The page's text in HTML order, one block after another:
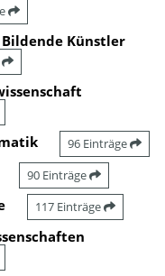
Bildende Künstler
96 Einträge
90 Einträge
117 Einträge